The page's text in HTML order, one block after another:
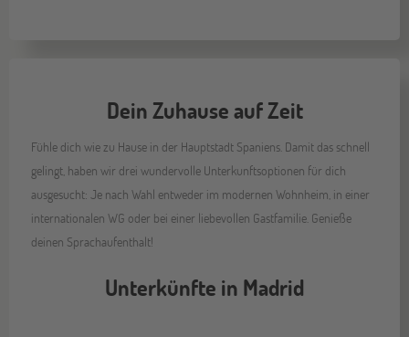
Dein Zuhause auf Zeit
Fühle dich wie zu Hause in der Hauptstadt Spaniens. Damit das schnell
gelingt, haben wir drei wundervolle Unterkunftsoptionen für dich
ausgesucht: Je nach Wahl entweder im modernen Wohnheim, in einer
internationalen WG oder bei einer liebevollen Gastfamilie. Genieße
deinen Sprachaufenthalt!
Unterkünfte in Madrid